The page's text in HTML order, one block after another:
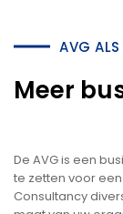
AVG ALS
Meer
De AVG is een
te zetten voor
Consultancy